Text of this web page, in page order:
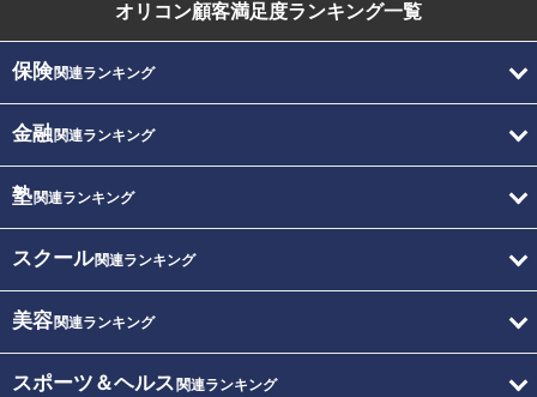
オリコン顧客満足度ランキング一覧
保険関連ランキング
金融関連ランキング
塾関連ランキング
スクール関連ランキング
美容関連ランキング
スポーツ＆ヘルス 関連ランキング